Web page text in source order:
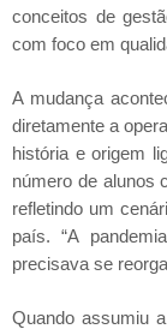
conceitos de
com foco em
A mudança
diretamente a
história e origem
número de alunos
refletindo um
país. “A
precisava se
Quando assumiu